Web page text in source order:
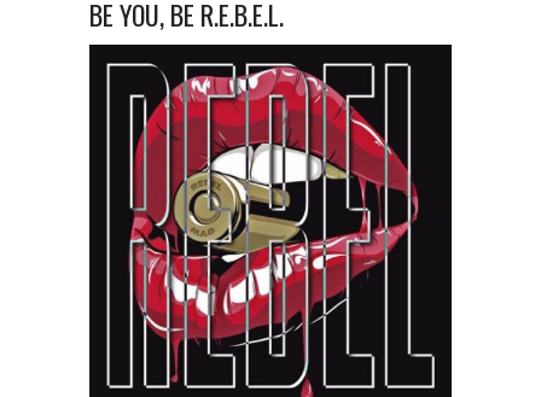
BE YOU, BE R.E.B.E.L.